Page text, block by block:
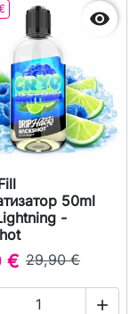

50ml
-
€ 29,90 €
